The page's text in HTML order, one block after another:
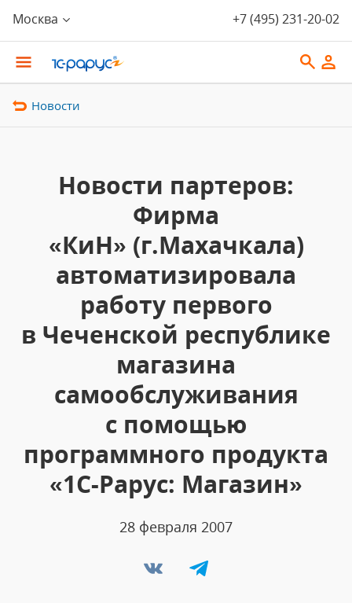
Москва +7 (495) 231-20-02
Новости
Новости партеров:
Фирма
«КиН» (г.Махачкала)
автоматизировала
работу первого
в Чеченской республике
магазина
самообслуживания
с помощью
программного продукта
«1С-Рарус: Магазин»
28 февраля 2007